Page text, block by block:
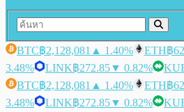
BTC฿2,128,081 ▲ 1.40% ETH฿
3.48%
LINK฿272.85▼ 0.82%
BTC฿2,128,081 ▲ 1.40% ETH฿
3.48%
LINK฿272.85▼ 0.82%